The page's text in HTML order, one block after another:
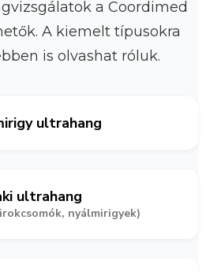
a Coordimed
A kiemelt típusokra
is olvashat róluk.
ultrahang
ultrahang
nyálmirigyek)